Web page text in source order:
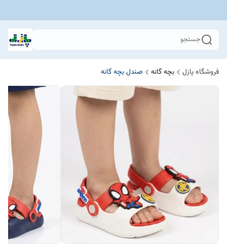
جستجو
فروشگاه پازل بچه گانه صندل بچه گانه